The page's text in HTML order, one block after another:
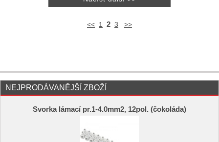
<< 1 2 3 >>
NEJPRODÁVANĚJŠÍ ZBOŽÍ
Svorka lámací pr.1-4.0mm2, 12pol. (čokoláda)